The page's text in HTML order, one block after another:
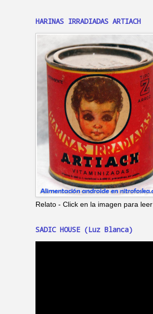
HARINAS IRRADIADAS ARTIACH
Relato - Click en la imagen para leer
SADIC HOUSE (Luz Blanca)